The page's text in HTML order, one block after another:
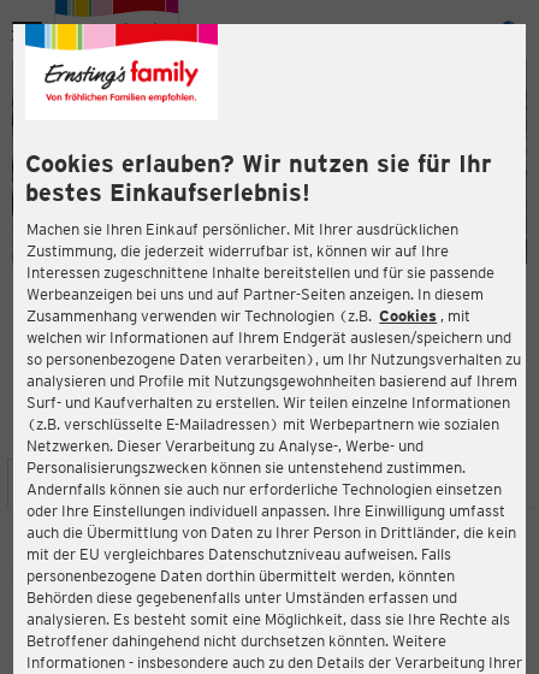
Cookies erlauben? Wir nutzen sie für Ihr
bestes Einkaufserlebnis!
Machen sie Ihren Einkauf persönlicher. Mit Ihrer ausdrücklichen
Zustimmung, die jederzeit widerrufbar ist, können wir auf Ihre
Interessen zugeschnittene Inhalte bereitstellen und für sie passende
Werbeanzeigen bei uns und auf Partner-Seiten anzeigen. In diesem
Zusammenhang verwenden wir Technologien (z.B. Cookies , mit
welchen wir Informationen auf Ihrem Endgerät auslesen/speichern und
so personenbezogene Daten verarbeiten), um Ihr Nutzungsverhalten zu
analysieren und Profile mit Nutzungsgewohnheiten basierend auf Ihrem
Surf- und Kaufverhalten zu erstellen. Wir teilen einzelne Informationen
(z.B. verschlüsselte E-Mailadressen) mit Werbepartnern wie sozialen
Netzwerken. Dieser Verarbeitung zu Analyse-, Werbe- und
Personalisierungszwecken können sie untenstehend zustimmen.
Andernfalls können sie auch nur erforderliche Technologien einsetzen
oder Ihre Einstellungen individuell anpassen. Ihre Einwilligung umfasst
auch die Übermittlung von Daten zu Ihrer Person in Drittländer, die kein
mit der EU vergleichbares Datenschutzniveau aufweisen. Falls
personenbezogene Daten dorthin übermittelt werden, könnten
Behörden diese gegebenenfalls unter Umständen erfassen und
analysieren. Es besteht somit eine Möglichkeit, dass sie Ihre Rechte als
Betroffener dahingehend nicht durchsetzen könnten. Weitere
Informationen - insbesondere auch zu den Details der Verarbeitung Ihrer
Menü
ERNSTING'S FAMILY FILIALE
Sandleitengasse 41 (TOP 015)
1160 Wien
4,1
Bewertung:
STANDORT SERVICES SORTIMENT AKTIONEN
Ernsting's family
Sandleitengasse 41 (TOP 015), 1160 Wien